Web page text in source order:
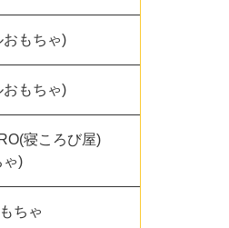
おもちゃ)
おもちゃ)
寝ころび屋)
ゃ)
ちゃ